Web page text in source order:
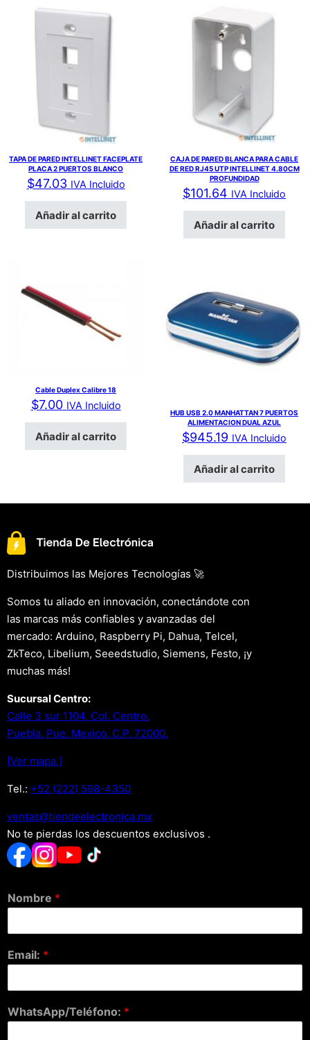
TAPA DE PARED INTELLINET FACEPLATE
PLACA 2 PUERTOS BLANCO
$47.03 IVA Incluido
Añadir al carrito
CAJA DE PARED BLANCA PARA CABLE
DE RED RJ45 UTP INTELLINET 4.80CM
PROFUNDIDAD
$101.64 IVA Incluido
Añadir al carrito
Cable Duplex Calibre 18
$7.00 IVA Incluido
Añadir al carrito
HUB USB 2.0 MANHATTAN 7 PUERTOS
ALIMENTACION DUAL AZUL
$945.19 IVA Incluido
Añadir al carrito
Distribuimos las Mejores Tecnologías 🚀
Somos tu aliado en innovación, conectándote con
las marcas más confiables y avanzadas del
mercado: Arduino, Raspberry Pi, Dahua, Telcel,
ZkTeco, Libelium, Seeedstudio, Siemens, Festo, ¡y
muchas más!
Sucursal Centro:
Calle 3 sur 1104, Col. Centro.
Puebla, Pue. Mexico. C.P. 72000.
[Ver mapa.]
Tel.: +52 (222) 598-4350
xm.acinortceleedneit@satnev
No te pierdas los descuentos exclusivos .
Nombre *
Email: *
WhatsApp/Teléfono: *